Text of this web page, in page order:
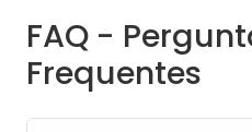
FAQ -
Frequentes